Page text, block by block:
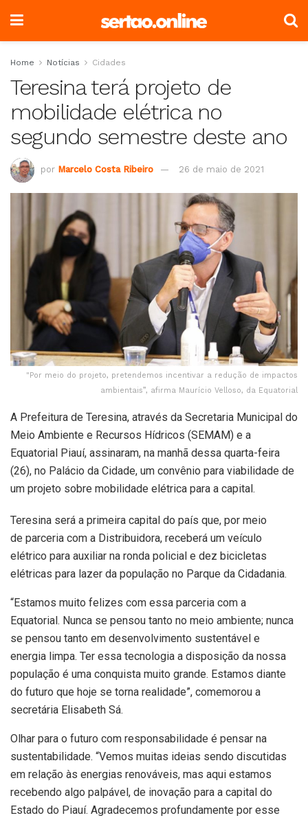
Home Notícias Cidades
Teresina terá projeto de
mobilidade elétrica no
segundo semestre deste ano
por Marcelo Costa Ribeiro 26 de maio de 2021
"Por meio do projeto, pretendemos incentivar a redução de impactos
ambientais”, afirma Maurício Velloso, da Equatorial
A Prefeitura de Teresina, através da Secretaria Municipal do
Meio Ambiente e Recursos Hídricos (SEMAM) e a
Equatorial Piauí, assinaram, na manhã dessa quarta-feira
(26), no Palácio da Cidade, um convênio para viabilidade de
um projeto sobre mobilidade elétrica para a capital.
Teresina será a primeira capital do país que, por meio
de parceria com a Distribuidora, receberá um veículo
elétrico para auxiliar na ronda policial e dez bicicletas
elétricas para lazer da população no Parque da Cidadania.
“Estamos muito felizes com essa parceria com a
Equatorial. Nunca se pensou tanto no meio ambiente; nunca
se pensou tanto em desenvolvimento sustentável e
energia limpa. Ter essa tecnologia a disposição da nossa
população é uma conquista muito grande. Estamos diante
do futuro que hoje se torna realidade”, comemorou a
secretária Elisabeth Sá.
Olhar para o futuro com responsabilidade é pensar na
sustentabilidade. “Vemos muitas ideias sendo discutidas
em relação às energias renováveis, mas aqui estamos
recebendo algo palpável, de inovação para a capital do
Estado do Piauí. Agradecemos profundamente por esse